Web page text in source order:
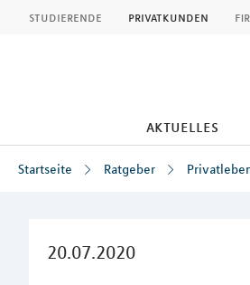
studierende privatkunden
aktuelles
Startseite Ratgeber
20.07.2020